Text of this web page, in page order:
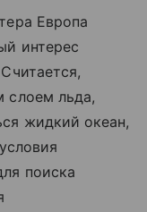
Европа
интерес
слоем льда,
жидкий океан,
поиска